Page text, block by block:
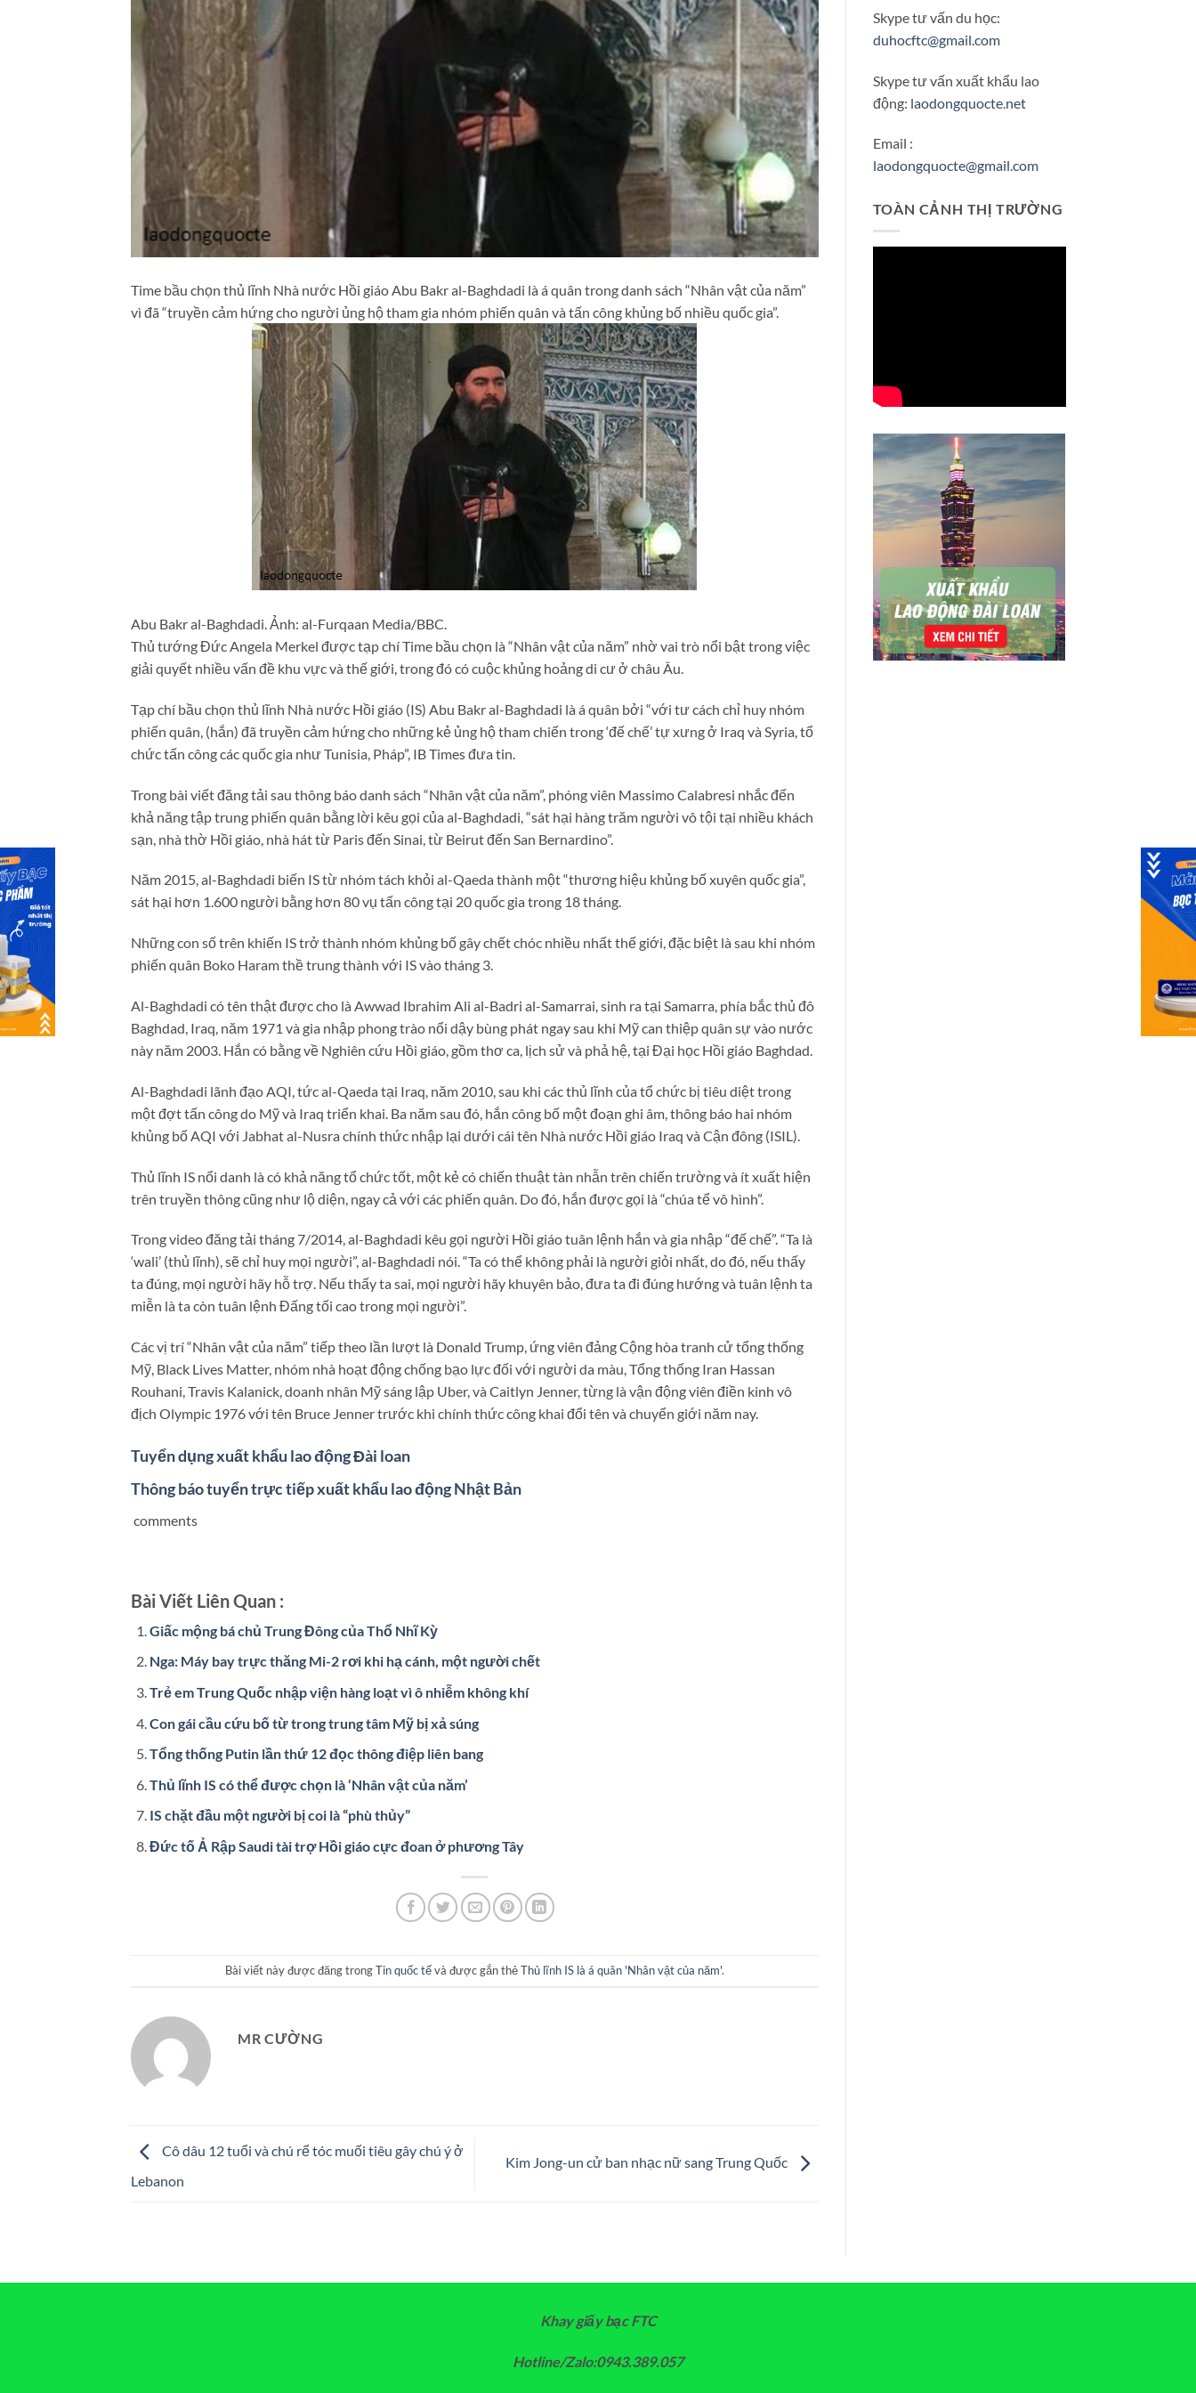
Time bầu chọn thủ lĩnh Nhà nước Hồi giáo Abu Bakr al-Baghdadi là á quân trong danh sách “Nhân vật của năm”
vì đã “truyền cảm hứng cho người ủng hộ tham gia nhóm phiến quân và tấn công khủng bố nhiều quốc gia”.
Abu Bakr al-Baghdadi. Ảnh: al-Furqaan Media/BBC.
Thủ tướng Đức Angela Merkel được tạp chí Time bầu chọn là “Nhân vật của năm” nhờ vai trò nổi bật trong việc
giải quyết nhiều vấn đề khu vực và thế giới, trong đó có cuộc khủng hoảng di cư ở châu Âu.
Tạp chí bầu chọn thủ lĩnh Nhà nước Hồi giáo (IS) Abu Bakr al-Baghdadi là á quân bởi “với tư cách chỉ huy nhóm
phiến quân, (hắn) đã truyền cảm hứng cho những kẻ ủng hộ tham chiến trong ‘đế chế’ tự xưng ở Iraq và Syria, tổ
chức tấn công các quốc gia như Tunisia, Pháp”, IB Times đưa tin.
Trong bài viết đăng tải sau thông báo danh sách “Nhân vật của năm”, phóng viên Massimo Calabresi nhắc đến
khả năng tập trung phiến quân bằng lời kêu gọi của al-Baghdadi, “sát hại hàng trăm người vô tội tại nhiều khách
sạn, nhà thờ Hồi giáo, nhà hát từ Paris đến Sinai, từ Beirut đến San Bernardino”.
Năm 2015, al-Baghdadi biến IS từ nhóm tách khỏi al-Qaeda thành một “thương hiệu khủng bố xuyên quốc gia”,
sát hại hơn 1.600 người bằng hơn 80 vụ tấn công tại 20 quốc gia trong 18 tháng.
Những con số trên khiến IS trở thành nhóm khủng bố gây chết chóc nhiều nhất thế giới, đặc biệt là sau khi nhóm
phiến quân Boko Haram thề trung thành với IS vào tháng 3.
Al-Baghdadi có tên thật được cho là Awwad Ibrahim Ali al-Badri al-Samarrai, sinh ra tại Samarra, phía bắc thủ đô
Baghdad, Iraq, năm 1971 và gia nhập phong trào nổi dậy bùng phát ngay sau khi Mỹ can thiệp quân sự vào nước
này năm 2003. Hắn có bằng về Nghiên cứu Hồi giáo, gồm thơ ca, lịch sử và phả hệ, tại Đại học Hồi giáo Baghdad.
Al-Baghdadi lãnh đạo AQI, tức al-Qaeda tại Iraq, năm 2010, sau khi các thủ lĩnh của tổ chức bị tiêu diệt trong
một đợt tấn công do Mỹ và Iraq triển khai. Ba năm sau đó, hắn công bố một đoạn ghi âm, thông báo hai nhóm
khủng bố AQI với Jabhat al-Nusra chính thức nhập lại dưới cái tên Nhà nước Hồi giáo Iraq và Cận đông (ISIL).
Thủ lĩnh IS nổi danh là có khả năng tổ chức tốt, một kẻ có chiến thuật tàn nhẫn trên chiến trường và ít xuất hiện
trên truyền thông cũng như lộ diện, ngay cả với các phiến quân. Do đó, hắn được gọi là “chúa tể vô hình”.
Trong video đăng tải tháng 7/2014, al-Baghdadi kêu gọi người Hồi giáo tuân lệnh hắn và gia nhập “đế chế”. “Ta là
‘wali’ (thủ lĩnh), sẽ chỉ huy mọi người”, al-Baghdadi nói. “Ta có thể không phải là người giỏi nhất, do đó, nếu thấy
ta đúng, mọi người hãy hỗ trợ. Nếu thấy ta sai, mọi người hãy khuyên bảo, đưa ta đi đúng hướng và tuân lệnh ta
miễn là ta còn tuân lệnh Đấng tối cao trong mọi người”.
Các vị trí “Nhân vật của năm” tiếp theo lần lượt là Donald Trump, ứng viên đảng Cộng hòa tranh cử tổng thống
Mỹ, Black Lives Matter, nhóm nhà hoạt động chống bạo lực đối với người da màu, Tổng thống Iran Hassan
Rouhani, Travis Kalanick, doanh nhân Mỹ sáng lập Uber, và Caitlyn Jenner, từng là vận động viên điền kinh vô
địch Olympic 1976 với tên Bruce Jenner trước khi chính thức công khai đổi tên và chuyển giới năm nay.
Tuyển dụng xuất khẩu lao động Đài loan
Thông báo tuyển trực tiếp xuất khẩu lao động Nhật Bản
comments
Bài Viết Liên Quan :
Giấc mộng bá chủ Trung Đông của Thổ Nhĩ Kỳ
Nga: Máy bay trực thăng Mi-2 rơi khi hạ cánh, một người chết
Trẻ em Trung Quốc nhập viện hàng loạt vì ô nhiễm không khí
Con gái cầu cứu bố từ trong trung tâm Mỹ bị xả súng
Tổng thống Putin lần thứ 12 đọc thông điệp liên bang
Thủ lĩnh IS có thể được chọn là ‘Nhân vật của năm’
IS chặt đầu một người bị coi là “phù thủy”
Đức tố Ả Rập Saudi tài trợ Hồi giáo cực đoan ở phương Tây
Bài viết này được đăng trongTin quốc tếvà được gắn thẻThủ lĩnh IS là á quân 'Nhân vật của năm'.
MR CƯỜNG
Cô dâu 12 tuổi và chú rể tóc muối tiêu gây chú ý ở
Lebanon
Kim Jong-un cử ban nhạc nữ sang Trung Quốc
Skype tư vấn du học:
duhocftc@gmail.com
Skype tư vấn xuất khẩu lao
động: laodongquocte.net
Email :
laodongquocte@gmail.com
TOÀN CẢNH THỊ TRƯỜNG
Khay giấy bạc FTC
Hotline/Zalo:0943.389.057